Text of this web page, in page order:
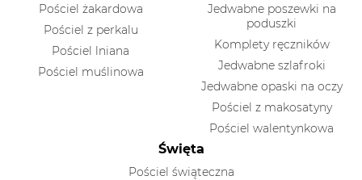
Pościel żakardowa
Pościel z perkalu
Pościel lniana
Pościel muślinowa
Jedwabne poszewki na
poduszki
Komplety ręczników
Jedwabne szlafroki
Jedwabne opaski na oczy
Pościel z makosatyny
Pościel walentynkowa
Święta
Pościel świąteczna